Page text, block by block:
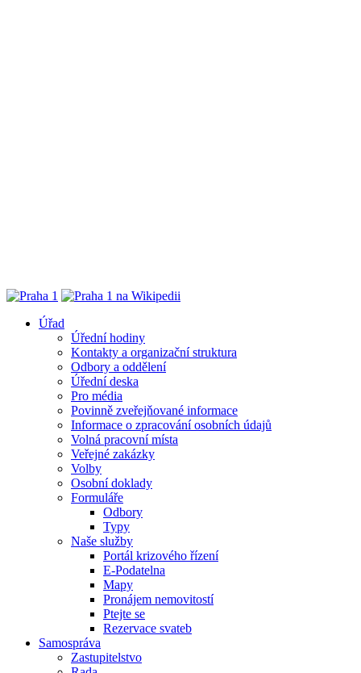
Úřad
Úřední hodiny
Kontakty a organizační struktura
Odbory a oddělení
Úřední deska
Pro média
Povinně zveřejňované informace
Informace o zpracování osobních údajů
Volná pracovní místa
Veřejné zakázky
Volby
Osobní doklady
Formuláře
Odbory
Typy
Naše služby
Portál krizového řízení
E-Podatelna
Mapy
Pronájem nemovitostí
Ptejte se
Rezervace svateb
Samospráva
Zastupitelstvo